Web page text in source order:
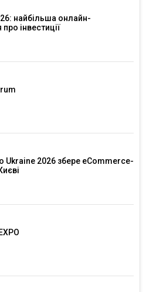
найбільша онлайн-
інвестиції
Ukraine 2026 збере eCommerce-